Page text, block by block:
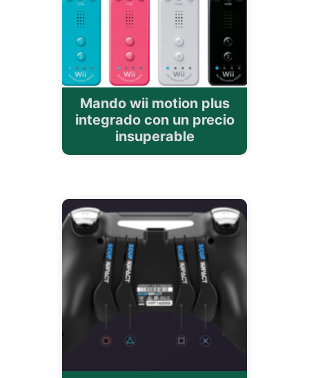
Mando wii motion plus
integrado con un precio
insuperable